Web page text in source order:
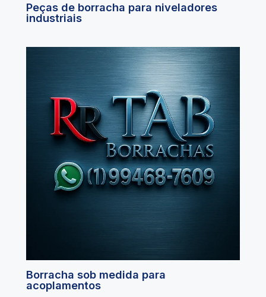
Peças de borracha para niveladores
industriais
Borracha sob medida para
acoplamentos